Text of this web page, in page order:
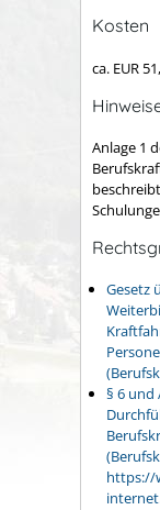
Kosten
ca. EUR
Anlage 1
Gesetz
§ 6 und
https://